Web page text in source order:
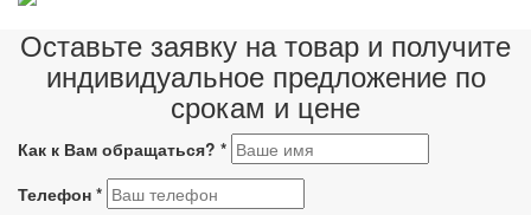
Оставьте заявку на товар и получите
индивидуальное предложение по
срокам и цене
Как к Вам обращаться? *
Телефон *